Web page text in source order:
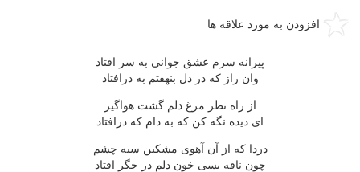
افزودن به مورد علاقه ها
پیرانه سرم عشق جوانی به سر افتاد
وان راز که در دل بنهفتم به درافتاد
از راه نظر مرغ دلم گشت هواگیر
ای دیده نگه کن که به دام که درافتاد
دردا که از آن آهوی مشکین سیه چشم
چون نافه بسی خون دلم در جگر افتاد